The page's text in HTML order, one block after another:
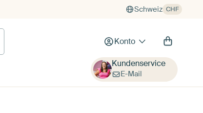
Schweiz CHF
Konto
Kundenservice
E-Mail